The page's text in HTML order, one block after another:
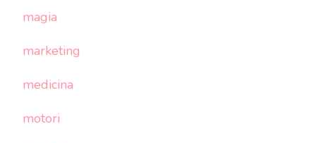
magia
marketing
medicina
motori